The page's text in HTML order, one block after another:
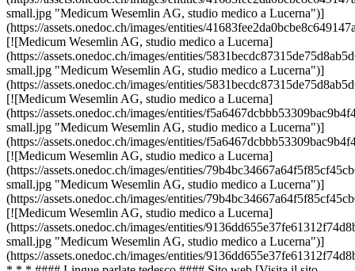
small.jpg "Medicum Wesemlin AG, studio medico a Lucerna")]
(https://assets.onedoc.ch/images/entities/
[![Medicum Wesemlin AG, studio medico a Lucerna]
(https://assets.onedoc.ch/images/entities/
small.jpg "Medicum Wesemlin AG, studio medico a Lucerna")]
(https://assets.onedoc.ch/images/entities/
[![Medicum Wesemlin AG, studio medico a Lucerna]
(https://assets.onedoc.ch/images/entities/
small.jpg "Medicum Wesemlin AG, studio medico a Lucerna")]
(https://assets.onedoc.ch/images/entities/
[![Medicum Wesemlin AG, studio medico a Lucerna]
(https://assets.onedoc.ch/images/entities/
small.jpg "Medicum Wesemlin AG, studio medico a Lucerna")]
(https://assets.onedoc.ch/images/entities/
[![Medicum Wesemlin AG, studio medico a Lucerna]
(https://assets.onedoc.ch/images/entities/
small.jpg "Medicum Wesemlin AG, studio medico a Lucerna")]
(https://assets.onedoc.ch/images/entities/